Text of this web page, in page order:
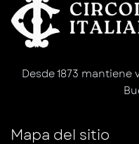
Desde 1873
Mapa del sitio